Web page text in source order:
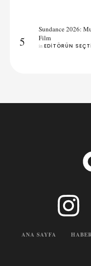
5
Sundance 2026:
Film
in EDITÖRÜN
ANA SAYFA